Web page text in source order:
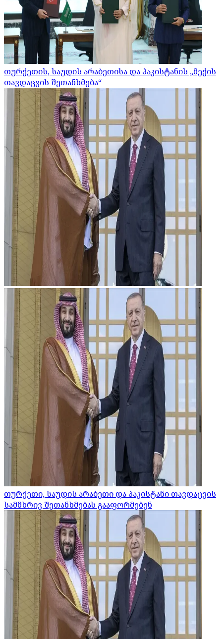
თურქეთის, საუდის არაბეთისა და პაკისტანის „მექის
თავდაცვის შეთანხმება“
თურქეთი, საუდის არაბეთი და პაკისტანი თავდაცვის
სამმხრივ შეთანხმებას გააფორმებენ